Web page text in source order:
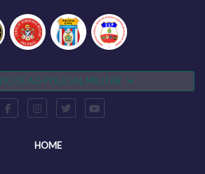
AO POLICIAL MILITAR
HOME